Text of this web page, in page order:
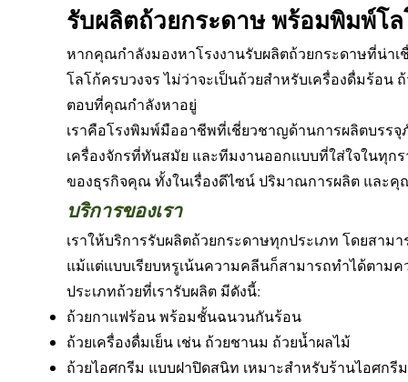
รับผลิตถ้วยกระดาษ พร้อมพิมพ์โล
หากคุณกำลังมองหาโรงงานรับผลิตถ้วยกระดาษที่น่
โลโก้ครบวงจร ไม่ว่าจะเป็นถ้วยสำหรับเครื่องดื่มร้อน
ตอบที่คุณกำลังหาอยู่
เราคือโรงพิมพ์มืออาชีพที่เชี่ยวชาญด้านการผลิตบร
เครื่องจักรที่ทันสมัย และทีมงานออกแบบที่ใส่ใจในทุก
ของธุรกิจคุณ ทั้งในเรื่องดีไซน์ ปริมาณการผลิต และ
บริการของเรา
เราให้บริการรับผลิตถ้วยกระดาษทุกประเภท โดยสา
แม้แต่แบบเรียบหรูเน้นความคลีนก็สามารถทำได้ตาม
ประเภทถ้วยที่เรารับผลิต มีดังนี้:
ถ้วยกาแฟร้อน พร้อมชั้นฉนวนกันร้อน
ถ้วยเครื่องดื่มเย็น เช่น ถ้วยชานม ถ้วยน้ำผลไม้
ถ้วยไอศกรีม แบบฝาปิดสนิท เหมาะสำหรับร้านไอศก